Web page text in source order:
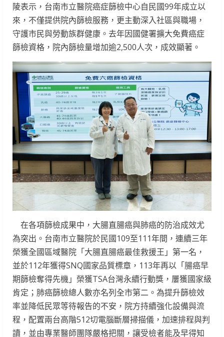
陵表示，台南市立醫院癌症篩檢中心自民國99年成立以
來，不僅提供院內篩檢服務，更主動深入社區與職場，
守護市民與勞動族群健康。去年因國健署擴大免費癌症
篩檢資格，院內篩檢量增加逾2,500人次，成效顯著。
在各項篩檢成果中，大腸直腸癌與肺癌的防治成效尤
為突出。台南市立醫院於民國109至111年間，連續三年
榮獲全國區域醫院「大腸直腸癌最佳救援王」第一名，
並於112年獲得SNQ國家品質標章，113年再以「腸癌早
期篩檢奪得先機」榮獲TSA台灣永續行動獎，屢獲國家級
肯定；肺癌篩檢總人數亦名列全市第二。為提升篩檢效
率並降低民眾等待報告的不安，院方持續強化設備與流
程，配置兩台高階512切電腦斷層掃描儀，加速排程與判
讀，並由專業醫師團隊嚴格把關，讓受檢者能及早得知